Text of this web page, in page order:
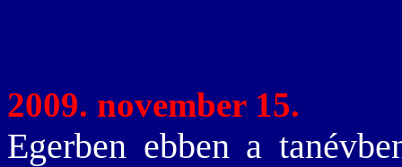
2009. november 15.
Egerben ebben a